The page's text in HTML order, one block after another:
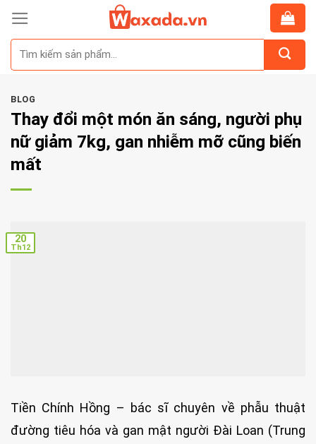
Skip
content
BLOG
Thay đổi một món ăn sáng, người phụ
nữ giảm 7kg, gan nhiễm mỡ cũng biến
mất
20
Th12
Tiền Chính Hồng – bác sĩ chuyên về phẫu thuật
đường tiêu hóa và gan mật người Đài Loan (Trung